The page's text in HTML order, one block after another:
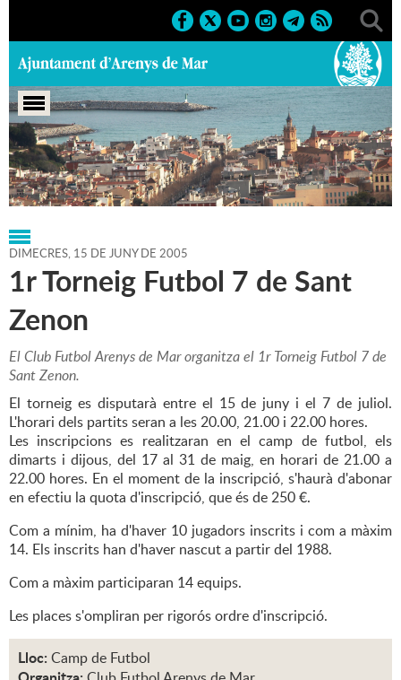
Portada > Regidories > Esports > Agenda > 15-06-2005
DIMECRES, 15 DE JUNY DE 2005
1r Torneig Futbol 7 de Sant
Zenon
El Club Futbol Arenys de Mar organitza el 1r Torneig Futbol 7 de
Sant Zenon.
El torneig es disputarà entre el 15 de juny i el 7 de juliol.
L'horari dels partits seran a les 20.00, 21.00 i 22.00 hores.
Les inscripcions es realitzaran en el camp de futbol, els
dimarts i dijous, del 17 al 31 de maig, en horari de 21.00 a
22.00 hores. En el moment de la inscripció, s'haurà d'abonar
en efectiu la quota d'inscripció, que és de 250 €.
Com a mínim, ha d'haver 10 jugadors inscrits i com a màxim
14. Els inscrits han d'haver nascut a partir del 1988.
Com a màxim participaran 14 equips.
Les places s'ompliran per rigorós ordre d'inscripció.
Lloc: Camp de Futbol